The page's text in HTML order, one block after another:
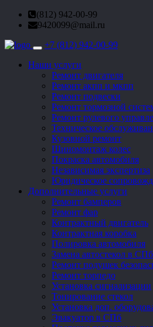
(812) 942-00-99
9420099@mail.ru
Toggle
+7 (812) 942-00-99
Наши услуги
Ремонт двигателя
Ремонт акпп и мкпп
Ремонт подвески
Ремонт тормозной
Ремонт рулевого
Техническое
Кузовной ремонт
Шиномонтаж колес
Покраска автомобиля
Независимая экспертиза
Юридическое
Дополнительные услуги
Ремонт бамперов
Ремонт фар
Контрактный двигатель
Контрактная коробка
Полировка автомобиля
Замена автостекол в СПб
Ремонт подушек
Ремонт торпедо
Установка сигнализации
Тонирование стекол
Установка доп.
Эвакуатор в СПб